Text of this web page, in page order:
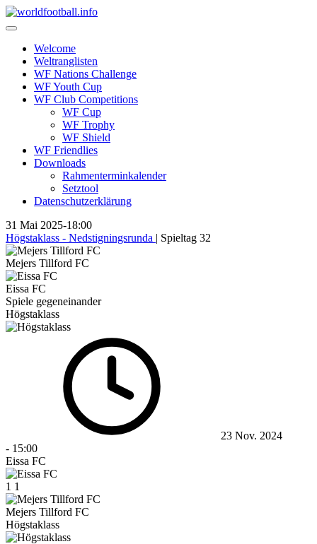
Skip
to
Welcome
Weltranglisten
WF Nations Challenge
WF Youth Cup
WF Club Competitions
WF Cup
WF Trophy
WF Shield
WF Friendlies
Downloads
Rahmenterminkalender
Setztool
Datenschutzerklärung
31 Mai 2025-18:00
Högstaklass - Nedstigningsrunda | Spieltag 32
Mejers Tillford FC
Eissa FC
Spiele gegeneinander
Högstaklass
23 Nov. 2024
- 15:00
Eissa FC
1 1
Mejers Tillford FC
Högstaklass